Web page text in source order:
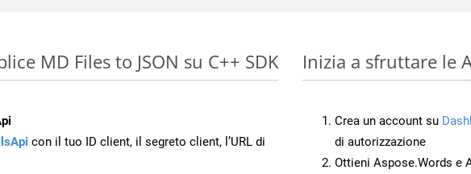
MD Files to JSON su C++ SDK
con il tuo ID client, il segreto client, l’URL di
Inizia a sfruttare le
Crea un account su
di autorizzazione
Ottieni Aspose.Words e